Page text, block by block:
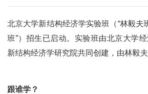
北京大学新结构经济学实验班（“林毅夫
班”）招生已启动。实验班由北京大学
新结构经济学研究院共同创建，由林毅夫
跟谁学？